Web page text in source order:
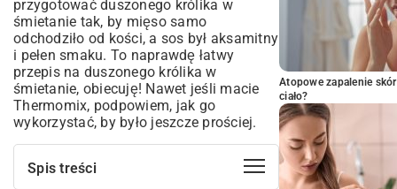
przygotować duszonego królika w
śmietanie tak, by mięso samo
odchodziło od kości, a sos był aksamitny
i pełen smaku. To naprawdę łatwy
przepis na duszonego królika w
śmietanie, obiecuję! Nawet jeśli macie
Thermomix, podpowiem, jak go
wykorzystać, by było jeszcze prościej.
Spis treści
Atopowe zapalenie
ciało?